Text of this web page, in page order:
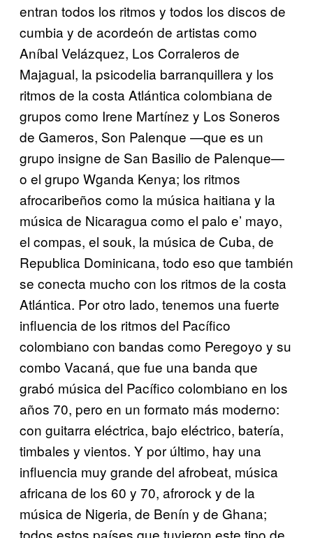
entran todos los ritmos y todos los discos de
cumbia y de acordeón de artistas como
Aníbal Velázquez, Los Corraleros de
Majagual, la psicodelia barranquillera y los
ritmos de la costa Atlántica colombiana de
grupos como Irene Martínez y Los Soneros
de Gameros, Son Palenque —que es un
grupo insigne de San Basilio de Palenque—
o el grupo Wganda Kenya; los ritmos
afrocaribeños como la música haitiana y la
música de Nicaragua como el palo e’ mayo,
el compas, el souk, la música de Cuba, de
Republica Dominicana, todo eso que también
se conecta mucho con los ritmos de la costa
Atlántica. Por otro lado, tenemos una fuerte
influencia de los ritmos del Pacífico
colombiano con bandas como Peregoyo y su
combo Vacaná, que fue una banda que
grabó música del Pacífico colombiano en los
años 70, pero en un formato más moderno:
con guitarra eléctrica, bajo eléctrico, batería,
timbales y vientos. Y por último, hay una
influencia muy grande del afrobeat, música
africana de los 60 y 70, afrorock y de la
música de Nigeria, de Benín y de Ghana;
todos estos países que tuvieron este tipo de